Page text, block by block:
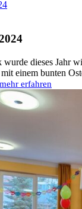
dieses Jahr
einem bunten
mehr erfahren